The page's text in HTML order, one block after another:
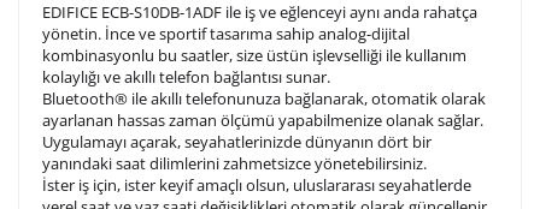
1. Satır
2. Satır
10
EDIFICE ECB-S10DB-1ADF ile iş ve eğlenceyi aynı anda rahatça
yönetin. İnce ve sportif tasarıma sahip analog-dijital
kombinasyonlu bu saatler, size üstün işlevselliği ile kullanım
kolaylığı ve akıllı telefon bağlantısı sunar.
Bluetooth® ile akıllı telefonunuza bağlanarak, otomatik olarak
ayarlanan hassas zaman ölçümü yapabilmenize olanak sağlar.
Uygulamayı açarak, seyahatlerinizde dünyanın dört bir
yanındaki saat dilimlerini zahmetsizce yönetebilirsiniz.
İster iş için, ister keyif amaçlı olsun, uluslararası seyahatlerde